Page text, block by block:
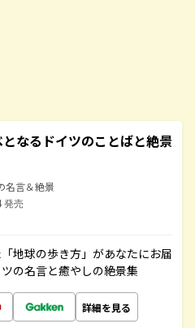
なるドイツのことばと絶景
名言＆絶景
発売
地球の歩き方」があなたにお届
の名言と癒やしの絶景集
詳細を見る